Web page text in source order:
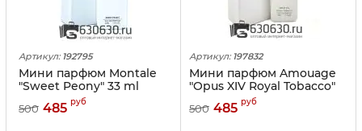
Артикул: 192795
Мини парфюм Montale
"Sweet Peony" 33 ml
500 485 руб
Артикул: 197832
Мини парфюм Amouage
"Opus XIV Royal Tobacco"
500 485 руб